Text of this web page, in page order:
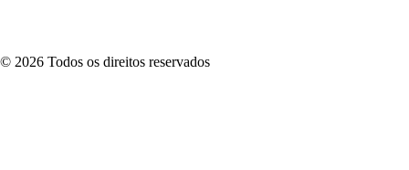
© 2026 Todos os direitos reservados